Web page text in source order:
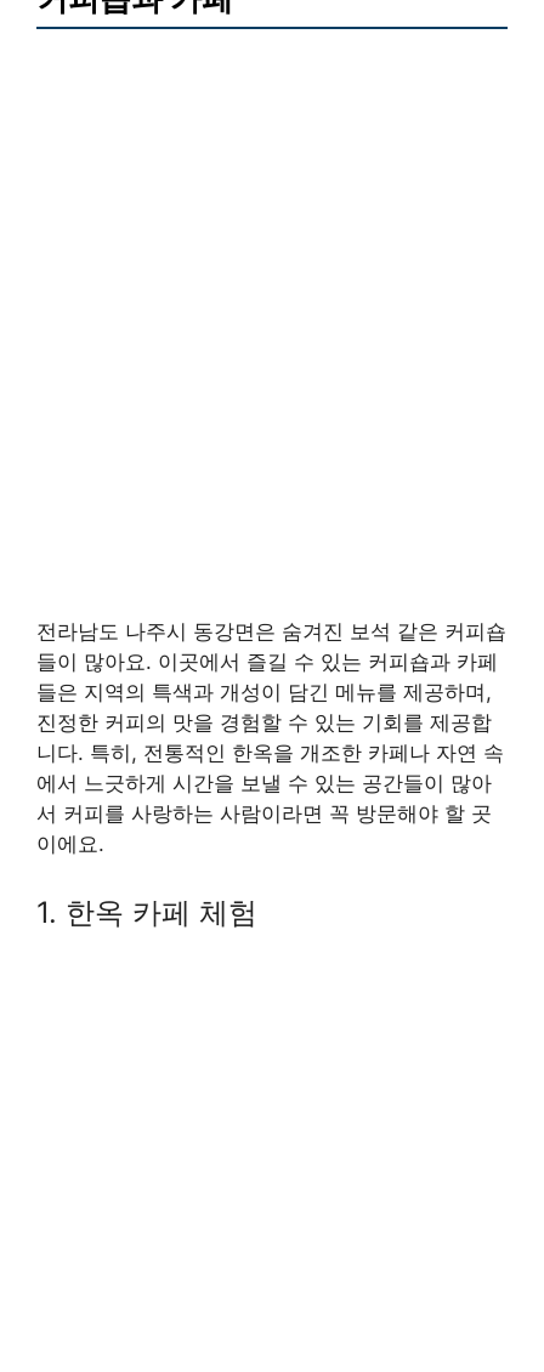
전라남도 나주시 동강면은 숨겨진 보석 같은 커피숍
들이 많아요. 이곳에서 즐길 수 있는 커피숍과 카페
들은 지역의 특색과 개성이 담긴 메뉴를 제공하며,
진정한 커피의 맛을 경험할 수 있는 기회를 제공합
니다. 특히, 전통적인 한옥을 개조한 카페나 자연 속
에서 느긋하게 시간을 보낼 수 있는 공간들이 많아
서 커피를 사랑하는 사람이라면 꼭 방문해야 할 곳
이에요.
1. 한옥 카페 체험